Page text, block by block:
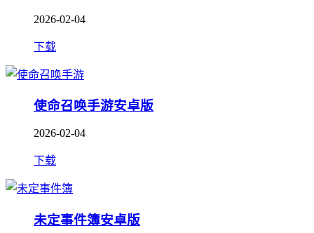
2026-02-04
下载
使命召唤手游安卓版
2026-02-04
下载
未定事件簿安卓版